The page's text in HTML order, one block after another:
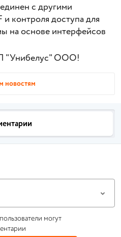
с другими
контроля доступа для
на основе интерфейсов
"Унибелус" ООО!
новостям
могут